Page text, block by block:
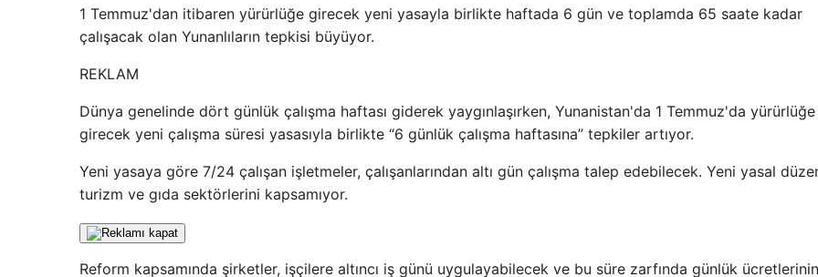
1 Temmuz'dan itibaren yürürlüğe girecek yeni yasayla birlikte haftada 6 gün ve toplamda 65 saate kadar
çalışacak olan Yunanlıların tepkisi büyüyor.
REKLAM
Dünya genelinde dört günlük çalışma haftası giderek yaygınlaşırken, Yunanistan'da 1 Temmuz'da yürürlüğe
girecek yeni çalışma süresi yasasıyla birlikte “6 günlük çalışma haftasına” tepkiler artıyor.
Yeni yasaya göre 7/24 çalışan işletmeler, çalışanlarından altı gün çalışma talep edebilecek. Yeni yasal
turizm ve gıda sektörlerini kapsamıyor.
Reform kapsamında şirketler, işçilere altıncı iş günü uygulayabilecek ve bu süre zarfında günlük ücretlerinin